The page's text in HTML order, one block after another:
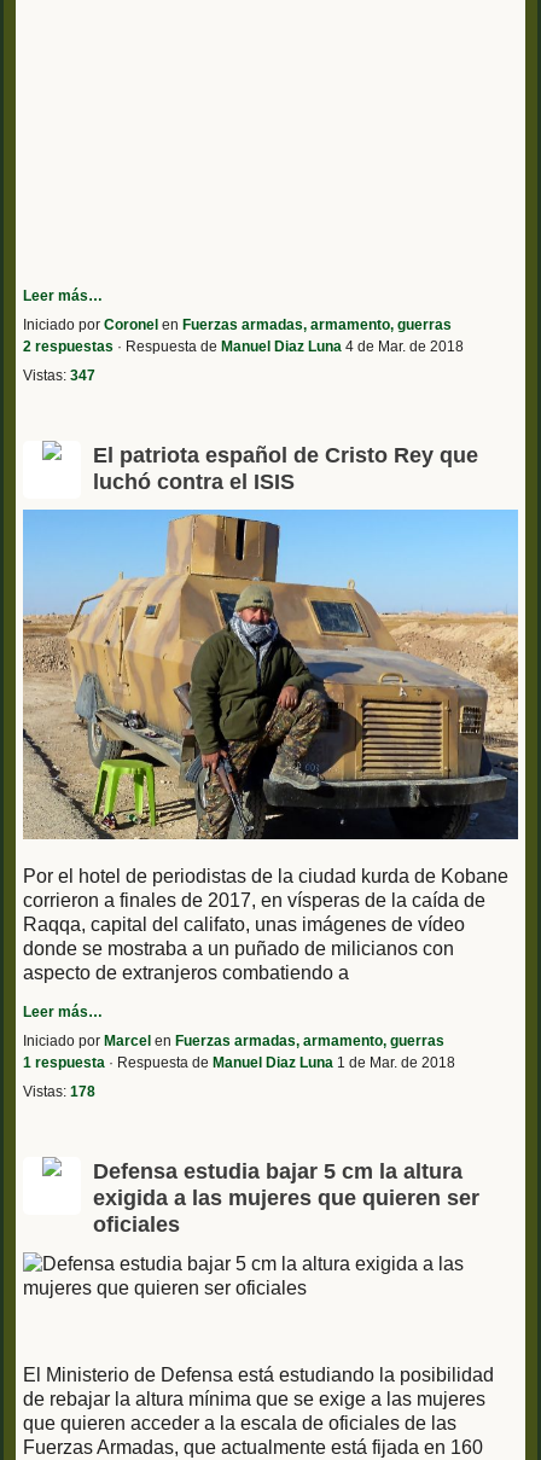
Leer más…
Iniciado por Coronel en Fuerzas armadas, armamento, guerras
2 respuestas · Respuesta de Manuel Diaz Luna 4 de Mar. de 2018
Vistas: 347
El patriota español de Cristo Rey que
luchó contra el ISIS
Por el hotel de periodistas de la ciudad kurda de Kobane
corrieron a finales de 2017, en vísperas de la caída de
Raqqa, capital del califato, unas imágenes de vídeo
donde se mostraba a un puñado de milicianos con
aspecto de extranjeros combatiendo a
Leer más…
Iniciado por Marcel en Fuerzas armadas, armamento, guerras
1 respuesta · Respuesta de Manuel Diaz Luna 1 de Mar. de 2018
Vistas: 178
Defensa estudia bajar 5 cm la altura
exigida a las mujeres que quieren ser
oficiales
El Ministerio de Defensa está estudiando la posibilidad
de rebajar la altura mínima que se exige a las mujeres
que quieren acceder a la escala de oficiales de las
Fuerzas Armadas, que actualmente está fijada en 160